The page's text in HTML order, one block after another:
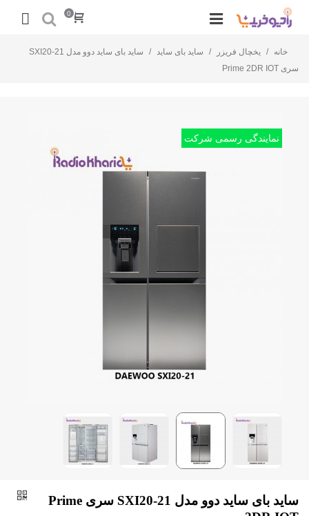
0
خانه / یخچال فریزر / ساید بای ساید /
ساید بای ساید دوو مدل SXI20-21
سری Prime 2DR IOT
نمایندگی رسمی شرکت
ساید بای ساید دوو مدل SXI20-21 سری Prime